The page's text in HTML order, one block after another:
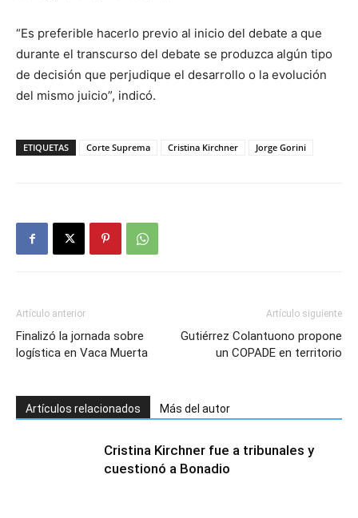
“Es preferible hacerlo previo al inicio del debate a que
durante el transcurso del debate se produzca algún tipo
de decisión que perjudique el desarrollo o la evolución
del mismo juicio”, indicó.
ETIQUETAS Corte Suprema Cristina Kirchner Jorge Gorini
Artículo anterior
Finalizó la jornada sobre
logística en Vaca Muerta
Artículo siguiente
Gutiérrez Colantuono propone
un COPADE en territorio
Artículos relacionados Más del autor
Cristina Kirchner fue a tribunales y
cuestionó a Bonadio